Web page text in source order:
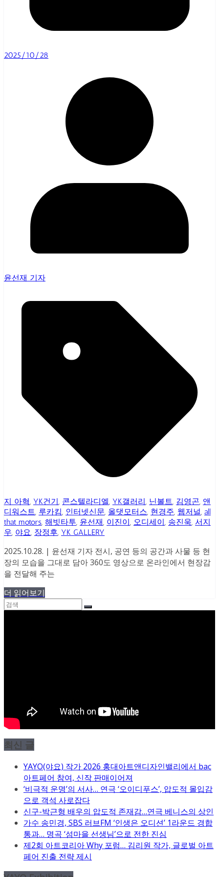
2025/10/28
윤선재 기자
지 아혁, YK건기, 콘스텔라디엘, YK갤러리, 닌볼트, 김영곤, 앤
디워스트, 루카킴, 인터넷신문, 올댓모터스, 현경주, 웹저널, all
that motors, 해빗타투, 윤선재, 이진이, 오디세이, 송진욱, 서지
우, 야요, 장정후, YK GALLERY
2025.10.28. | 윤선재 기자 전시, 공연 등의 공간과 사물 등 현
장의 모습을 그대로 담아 360도 영상으로 온라인에서 현장감
을 전달해 주는
더 읽어보기
최신 글
YAYO(야요) 작가 2026 홍대아트앤디자인밸리에서 bac
아트페어 참여, 신작 판매이어져
‘비극적 운명’의 서사… 연극 ‘오이디푸스’, 압도적 몰입감
으로 객석 사로잡다
신구-박근형 배우의 압도적 존재감…연극 베니스의 상인
가수 송민경, SBS 러브FM ‘인생은 오디션’ 1라운드 경합
통과… 명곡 ‘섬마을 선생님’으로 전한 진심
제2회 아트코리아 Why 포럼… 김리원 작가, 글로벌 아트
페어 진출 전략 제시